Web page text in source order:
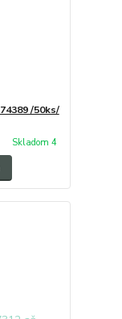
/50ks/
Skladom 4